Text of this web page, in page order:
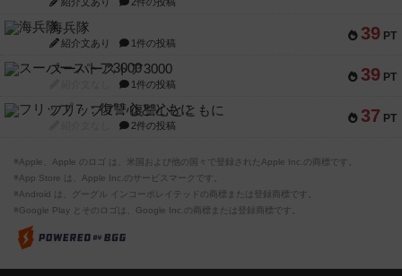
39 PT
海兵隊
紹介文あり 1件の投稿
39 PT
スーパーストア3000
1件の投稿
37 PT
フリップ７：復讐心とともに
2件の投稿
※Apple、Apple のロゴ は、米国および他の国々で登録されたApple Inc.の商標です。
※App Store は、Apple Inc.のサービスマークです。
※Android は、グーグル インコーポレイテッドの商標または登録商標です。
※Google Play とそのロゴは、Google Inc.の商標または登録商標です。